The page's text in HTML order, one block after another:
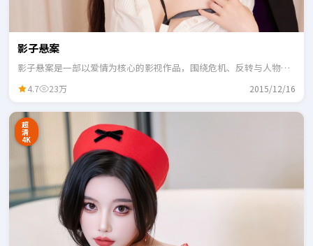
影子悬案
影子悬案是一部以爱情为核心的影视作品，围绕危机、反转与人物成
4.7 23万 2015/12/16
超
清
4K